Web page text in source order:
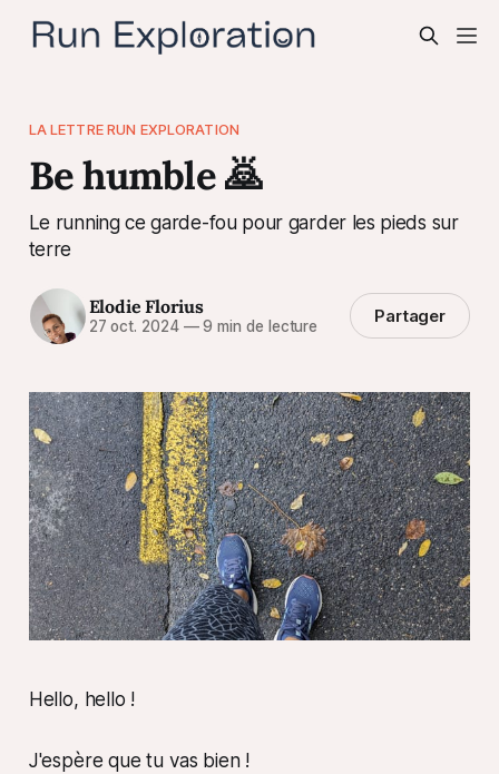
LA LETTRE RUN EXPLORATION
Be humble 🙇
Le running ce garde-fou pour garder les pieds sur
terre
Elodie Florius
27 oct. 2024 —9 min de lecture Partager
Hello, hello !
J'espère que tu vas bien !